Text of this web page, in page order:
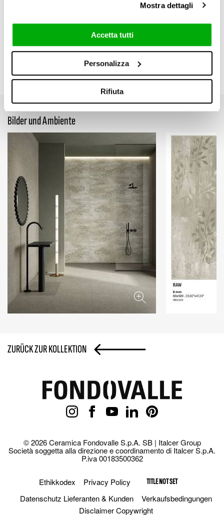
Mostra dettagli
Accetta tutti
Personalizza
Rifiuta
Bilder und Ambiente
ZURÜCK ZUR KOLLEKTION
© 2026 Ceramica Fondovalle S.p.A. SB | Italcer Group
Società soggetta alla direzione e coordinamento di Italcer S.p.A.
P.iva 00183500362
Ethikkodex Privacy Policy TITLE NOT SET
Datenschutz Lieferanten & Kunden
Verkaufsbedingungen
Disclaimer Copywright